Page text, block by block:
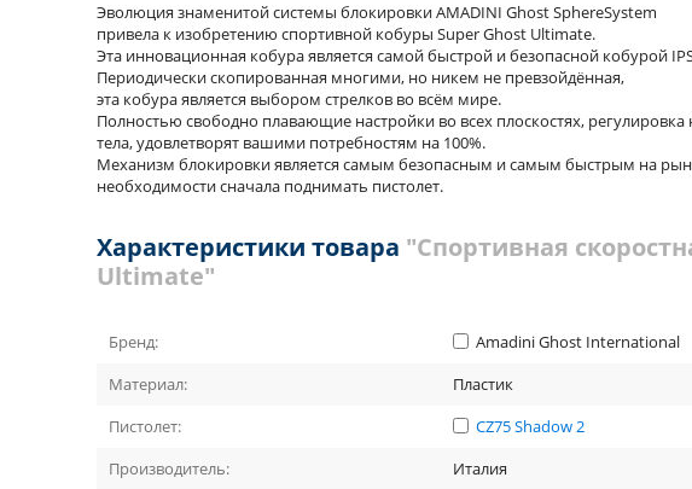
Эволюция знаменитой системы блокировки AMADINI Ghost SphereSystem
привела к изобретению спортивной кобуры Super Ghost Ultimate.
Эта инновационная кобура является самой быстрой и безопасной кобурой
Периодически скопированная многими, но никем не превзойдённая,
эта кобура является выбором стрелков во всём мире.
Полностью свободно плавающие настройки во всех плоскостях,
тела, удовлетворят вашими потребностям на 100%.
Механизм блокировки является самым безопасным и самым быстрым на
необходимости сначала поднимать пистолет.
Характеристики товара "Спортивная
Ultimate"
Бренд:
Amadini Ghost International
Материал:
Пластик
Пистолет:
CZ75 Shadow 2
Производитель:
Италия